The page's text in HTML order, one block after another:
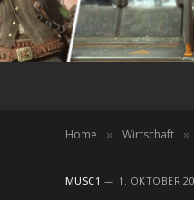
Home » Wirtschaft »
MUSC1 1. OKTOBER